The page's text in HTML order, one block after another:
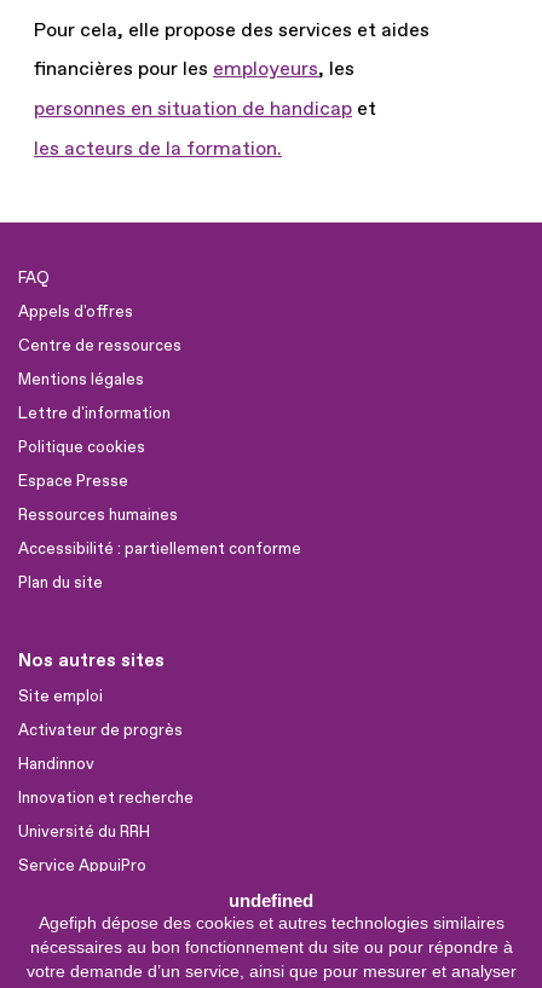
undefined
Agefiph dépose des cookies et autres technologies similaires
nécessaires au bon fonctionnement du site ou pour répondre à
votre demande d’un service, ainsi que pour mesurer et analyser
Pour cela, elle propose des services et aides
financières pour les employeurs, les
personnes en situation de handicap et
les acteurs de la formation.
FAQ
Appels d'offres
Centre de ressources
Mentions légales
Lettre d'information
Politique cookies
Espace Presse
Ressources humaines
Accessibilité : partiellement conforme
Plan du site
Nos autres sites
Site emploi
Activateur de progrès
Handinnov
Innovation et recherche
Université du RRH
Service AppuiPro
Nous suivre
Youtube